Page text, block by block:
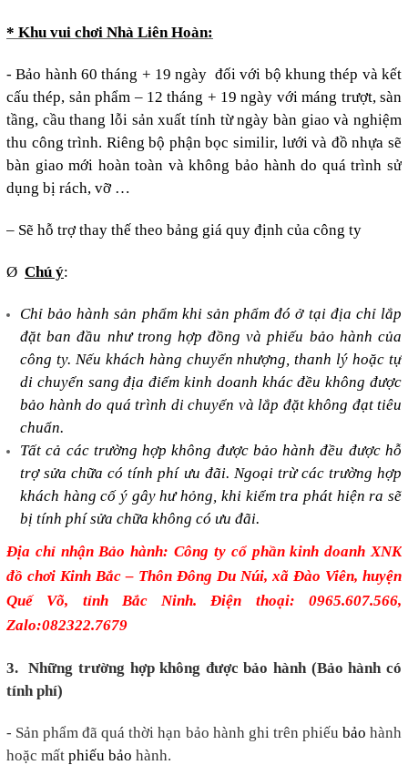
* Khu vui chơi Nhà Liên Hoàn:
- Bảo hành 60 tháng + 19 ngày đối với bộ khung thép và kết
cấu thép, sản phẩm – 12 tháng + 19 ngày vớimáng trượt, sàn
tầng, cầu thang lỗi sản xuấttính từ ngày bàn giao và nghiệm
thu công trình. Riêng bộ phận bọc similir, lưới và đồ nhựa sẽ
bàn giao mới hoàn toàn và không bảo hành do quá trình sử
dụng bị rách, vỡ …
– Sẽ hỗ trợ thay thế theo bảng giá quy định của công ty
Ø Chú ý:
Chỉ bảo hành sản phẩm khi sản phẩm đó ở tại địa chỉ lắp
đặt ban đầu như trong hợp đồng và phiếu bảo hành của
công ty. Nếu khách hàng chuyển nhượng, thanh lý hoặc tự
di chuyển sang địa điểm kinh doanh khác đều không được
bảo hành do quá trình di chuyển và lắp đặt không đạt tiêu
chuẩn.
Tất cả các trường hợp không được bảo hành đều được hỗ
trợ sửa chữa có tính phí ưu đãi. Ngoại trừ các trường hợp
khách hàng cố ý gây hư hỏng, khi kiểm tra phát hiện ra sẽ
bị tính phí sửa chữa không có ưu đãi.
Địa chỉ nhận Bảo hành: Công ty cổ phần kinh doanh XNK
đồ chơi Kinh Bắc – Thôn Đông Du Núi, xã Đào Viên, huyện
Quế Võ, tỉnh Bắc Ninh. Điện thoại: 0965.607.566,
Zalo:082322.7679
3. Những trường hợp không được bảo hành (Bảo hành có
tính phí)
- Sản phẩm đã quá thời hạn bảo hành ghi trên phiếu bảohành
hoặc mất phiếu bảo hành.